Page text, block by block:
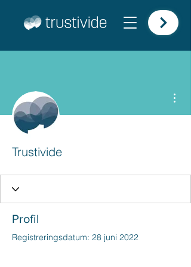
Trustivide
Profil
Registreringsdatum: 28 juni 2022